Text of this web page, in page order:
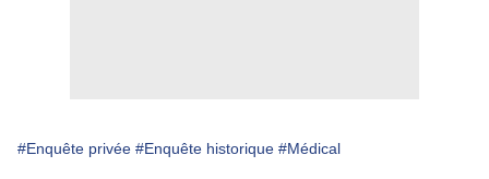
#Enquête privée #Enquête historique #Médical